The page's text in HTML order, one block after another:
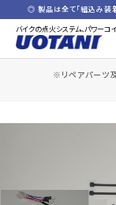
バイクの点火システム、パワーコ
◎ 製品は全て「組込み装
※リペアパーツ
全商品一覧